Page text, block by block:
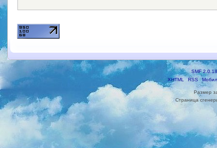
SMF 2.0.18
XHTML
RSS
Размер
Страница